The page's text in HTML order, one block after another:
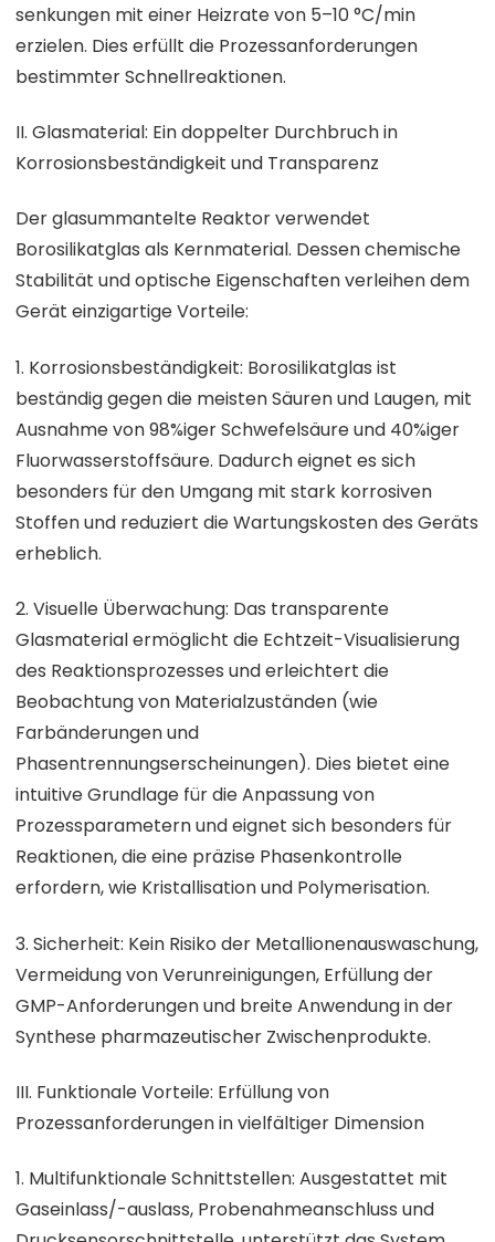
senkungen mit einer Heizrate von 5–10 °C/min
erzielen. Dies erfüllt die Prozessanforderungen
bestimmter Schnellreaktionen.
II. Glasmaterial: Ein doppelter Durchbruch in
Korrosionsbeständigkeit und Transparenz
Der glasummantelte Reaktor verwendet
Borosilikatglas als Kernmaterial. Dessen chemische
Stabilität und optische Eigenschaften verleihen dem
Gerät einzigartige Vorteile:
1. Korrosionsbeständigkeit: Borosilikatglas ist
beständig gegen die meisten Säuren und Laugen, mit
Ausnahme von 98%iger Schwefelsäure und 40%iger
Fluorwasserstoffsäure. Dadurch eignet es sich
besonders für den Umgang mit stark korrosiven
Stoffen und reduziert die Wartungskosten des Geräts
erheblich.
2. Visuelle Überwachung: Das transparente
Glasmaterial ermöglicht die Echtzeit-Visualisierung
des Reaktionsprozesses und erleichtert die
Beobachtung von Materialzuständen (wie
Farbänderungen und
Phasentrennungserscheinungen). Dies bietet eine
intuitive Grundlage für die Anpassung von
Prozessparametern und eignet sich besonders für
Reaktionen, die eine präzise Phasenkontrolle
erfordern, wie Kristallisation und Polymerisation.
3. Sicherheit: Kein Risiko der Metallionenauswaschung,
Vermeidung von Verunreinigungen, Erfüllung der
GMP-Anforderungen und breite Anwendung in der
Synthese pharmazeutischer Zwischenprodukte.
III. Funktionale Vorteile: Erfüllung von
Prozessanforderungen in vielfältiger Dimension
1. Multifunktionale Schnittstellen: Ausgestattet mit
Gaseinlass/-auslass, Probenahmeanschluss und